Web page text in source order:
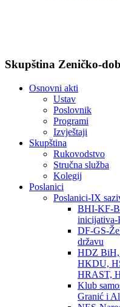
Skupština Zeničko-
Osnovni akti
Ustav
Poslovnik
Programi
Izvještaji
Skupština
Rukovodstvo
Stručna služba
Kolegij
Poslanici
Poslanici-IX
BHI-KF-
inicijativa-
DF-GS-
državu
HDZ BiH,
HKDU,
HRAST,
Klub
Granić i